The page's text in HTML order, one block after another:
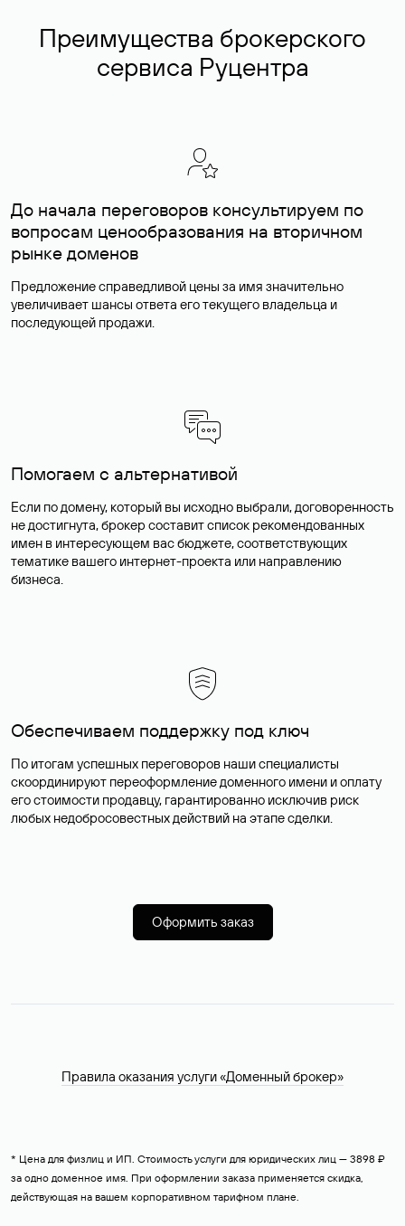
Преимущества брокерского
сервиса Руцентра
До начала переговоров консультируем по
вопросам ценообразования на вторичном
рынке доменов
Предложение справедливой цены за имя значительно
увеличивает шансы ответа его текущего владельца и
последующей продажи.
Помогаем с альтернативой
Если по домену, который вы исходно выбрали, договоренность
не достигнута, брокер составит список рекомендованных
имен в интересующем вас бюджете, соответствующих
тематике вашего интернет-проекта или направлению
бизнеса.
Обеспечиваем поддержку под ключ
По итогам успешных переговоров наши специалисты
скоординируют переоформление доменного имени и оплату
его стоимости продавцу, гарантированно исключив риск
любых недобросовестных действий на этапе сделки.
Оформить заказ
Правила оказания услуги «Доменный брокер»
* Цена для физлиц и ИП. Стоимость услуги для юридических лиц — 3898 ₽
за одно доменное имя. При оформлении заказа применяется скидка,
действующая на вашем корпоративном тарифном плане.